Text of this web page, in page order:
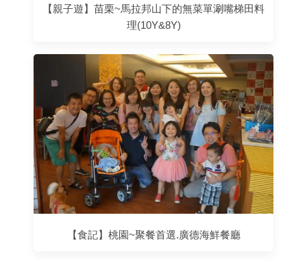
【親子遊】苗栗~馬拉邦山下的無菜單涮嘴梯田料
理(10Y&8Y)
【食記】桃園~聚餐首選.廣德海鮮餐廳